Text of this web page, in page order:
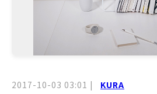
2017-10-03 03:01 | KURA